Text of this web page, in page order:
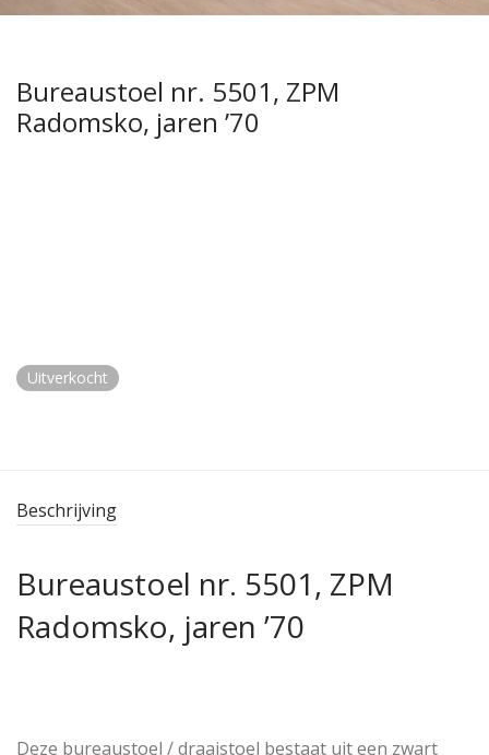
Bureaustoel nr. 5501, ZPM
Radomsko, jaren ’70
Uitverkocht
Beschrijving
Bureaustoel nr. 5501, ZPM
Radomsko, jaren ’70
Deze bureaustoel / draaistoel bestaat uit een zwart